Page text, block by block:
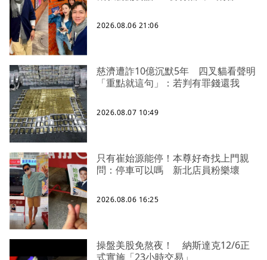
2026.08.06 21:06
慈濟遭詐10億沉默5年 四叉貓看聲明
「重點就這句」：若判有罪錢還我
2026.08.07 10:49
只有崔始源能停！本尊好奇找上門親
問：停車可以嗎 新北店員粉樂壞
2026.08.06 16:25
操盤美股免熬夜！ 納斯達克12/6正
式實施「23小時交易」